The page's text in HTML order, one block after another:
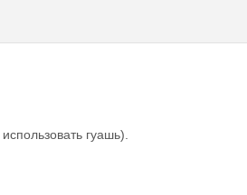
гуашь).